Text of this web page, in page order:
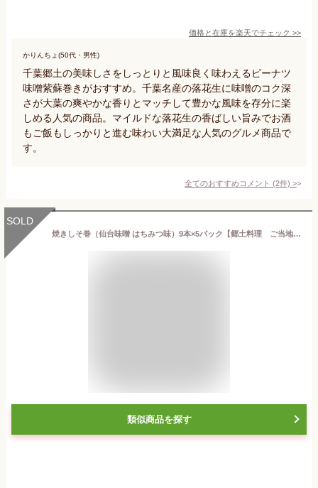
価格と在庫を楽天でチェック >>
かりんちょ(50代・男性)
千葉郷土の美味しさをしっとりと風味良く味わえるピーナツ
味噌紫蘇巻きがおすすめ。千葉名産の落花生に味噌のコク深
さが大葉の爽やかな香りとマッチして豊かな風味を存分に楽
しめる人気の商品。マイルドな落花生の香ばしい旨みでお酒
もご飯もしっかりと進む味わい大満足な人気のグルメ商品で
す。
全てのおすすめコメント (2件) >
SOLD
焼きしそ巻（仙台味噌 はちみつ味）9本×5パック【郷土料理 ご当地 お土産 無添加 無着色 保存食不使用 東北】［離島・沖縄など遠方への発送不可］
類似商品を探す